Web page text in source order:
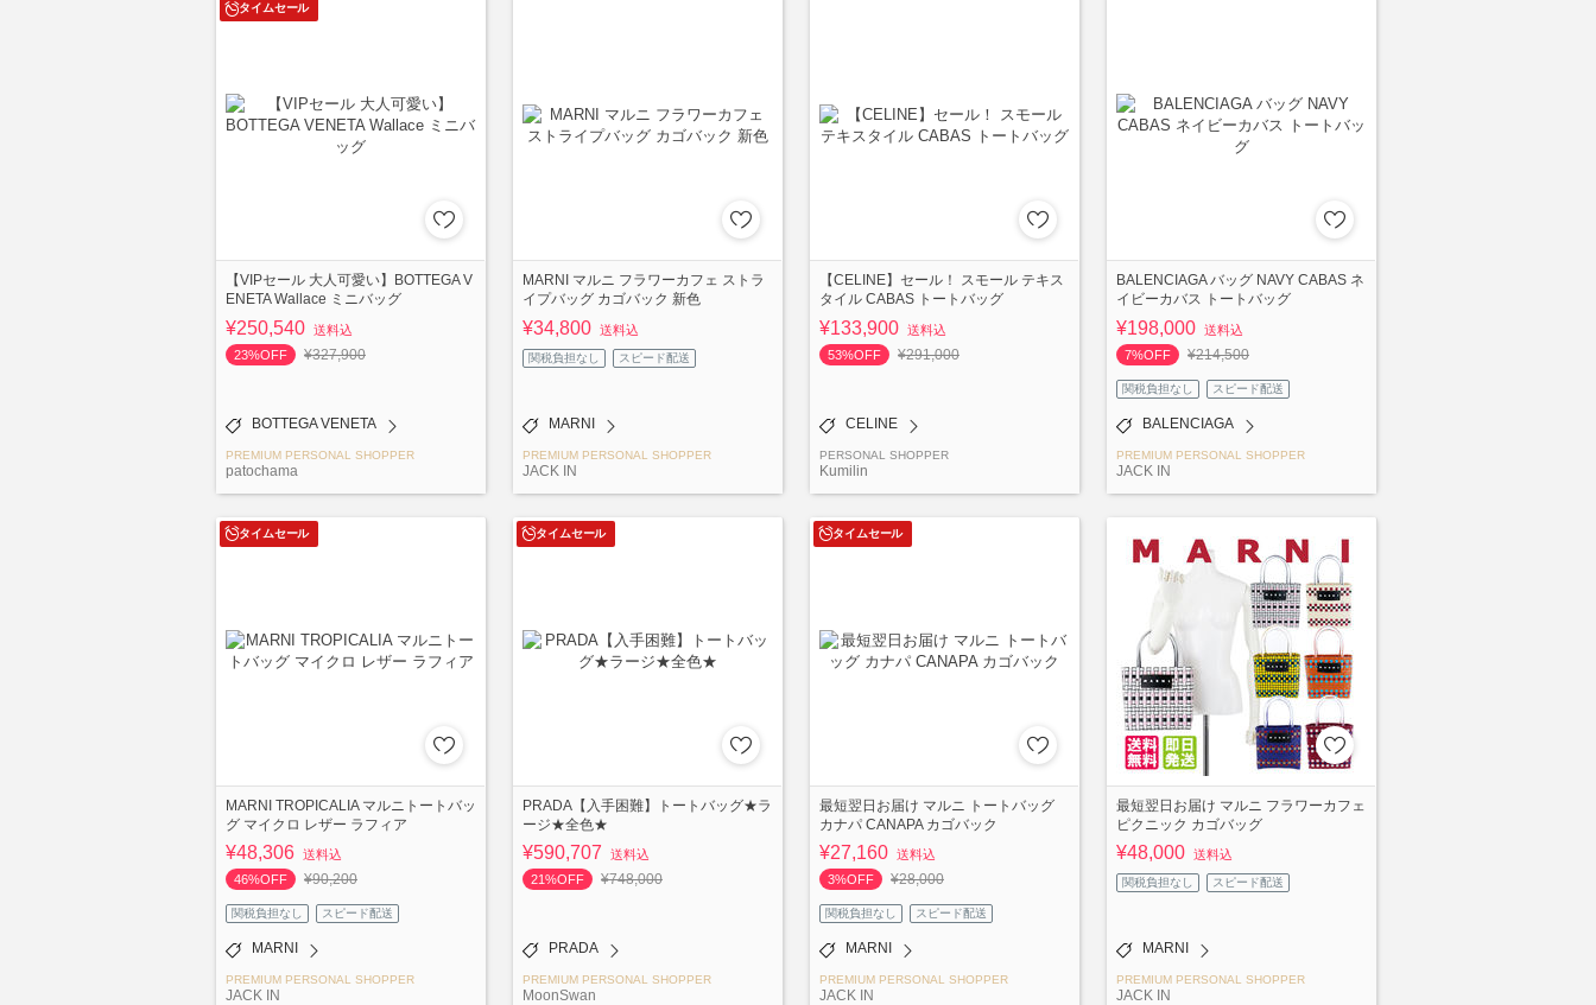
タイムセール
【VIPセール 大人可愛い】BOTTEGA V
ENETA Wallace ミニバッグ
¥250,540 送料込
23%OFF
¥327,900
BOTTEGA VENETA
PREMIUM PERSONAL SHOPPER
patochama
MARNI マルニ フラワーカフェ ストラ
イプバッグ カゴバック 新色
¥34,800 送料込
関税負担なし スピード配送
MARNI
PREMIUM PERSONAL SHOPPER
JACK IN
【CELINE】セール！ スモール テキス
タイル CABAS トートバッグ
¥133,900 送料込
53%OFF
¥291,000
CELINE
PERSONAL SHOPPER
Kumilin
BALENCIAGA バッグ NAVY CABAS ネ
イビーカバス トートバッグ
¥198,000 送料込
7%OFF
¥214,500
関税負担なし スピード配送
BALENCIAGA
PREMIUM PERSONAL SHOPPER
JACK IN
タイムセール
MARNI TROPICALIA マルニトートバッ
グ マイクロ レザー ラフィア
¥48,306 送料込
46%OFF
¥90,200
関税負担なし スピード配送
MARNI
PREMIUM PERSONAL SHOPPER
JACK IN
タイムセール
PRADA【入手困難】トートバッグ★ラ
ージ★全色★
¥590,707
送料込
21%OFF
¥748,000
PRADA
PREMIUM PERSONAL SHOPPER
MoonSwan
タイムセール
最短翌日お届け マルニ トートバッグ
カナパ CANAPA カゴバック
¥27,160 送料込
3%OFF
¥28,000
関税負担なし スピード配送
MARNI
PREMIUM PERSONAL SHOPPER
JACK IN
最短翌日お届け マルニ フラワーカフェ
ピクニック カゴバッグ
¥48,000 送料込
関税負担なし スピード配送
MARNI
PREMIUM PERSONAL SHOPPER
JACK IN